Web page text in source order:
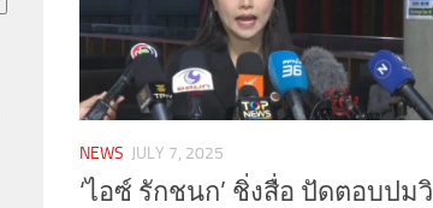
NEWS JULY 7, 2025
‘ไอซ์ รักชนก’ ชิ่งสื่อ ปัดตอบปมวิ